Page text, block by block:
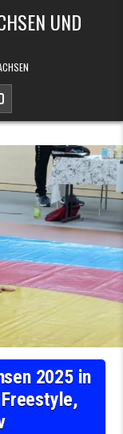
UND
2025 in